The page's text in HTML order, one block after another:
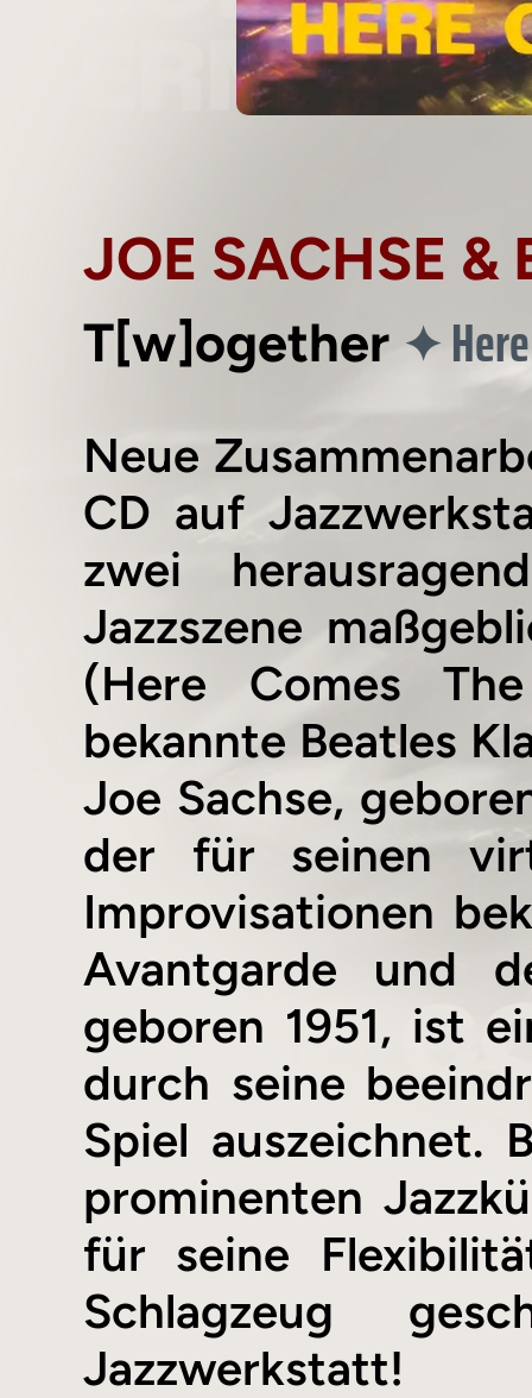
JOE SACHSE &
T[w]ogether ✦
Neue
CD auf
zwei
Jazzszene
(Here Comes
bekannte Beatles
Joe Sachse,
der für seinen
Improvisationen
Avantgarde und
geboren 1951, ist
durch seine
Spiel auszeichnet.
prominenten
für seine
Schlagzeug
Jazzwerkstatt!